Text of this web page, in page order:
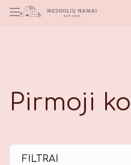
Pirmoji
FILTRAI